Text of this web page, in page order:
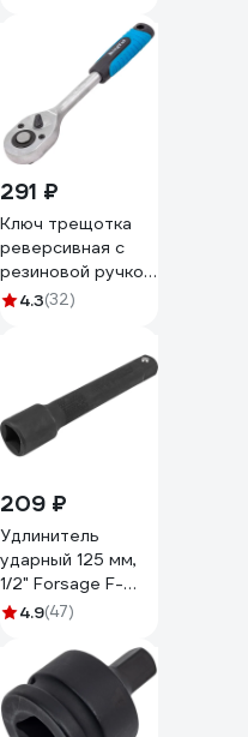
291 ₽
Ключ трещотка
реверсивная с
резиновой ручкой
KingTul 1/2 KT-
4.3(32)
209 ₽
Удлинитель
ударный 125 мм,
1/2" Forsage F-
8044125K(59072)
4.9(47)